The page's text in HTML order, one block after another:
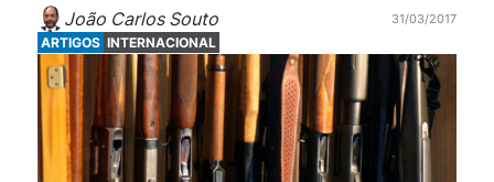
João Carlos Souto
31/03/2017
ARTIGOS INTERNACIONAL